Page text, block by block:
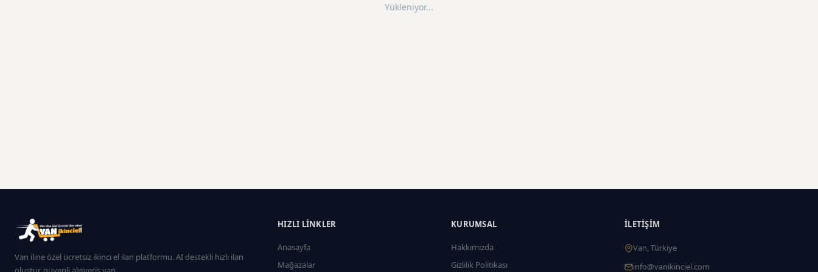
Yükleniyor...
Van iline özel ücretsiz ikinci el ilan platformu. AI destekli hızlı ilan
HIZLI LINKLER
Anasayfa
Mağazalar
KURUMSAL
Hakkımızda
Gizlilik Politikası
İLETIŞIM
Van, Türkiye
info@vanikinciel.com